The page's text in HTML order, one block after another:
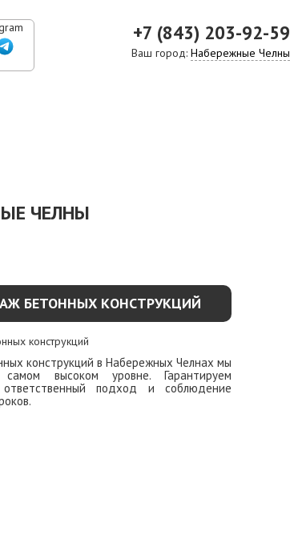
+7 (843) 203-92-59
Ваш город: Набережные Челны
ЧЕЛНЫ
БЕТОННЫХ КОНСТРУКЦИЙ
конструкций в Набережных Челнах мы
высоком уровне. Гарантируем
ответственный подход и соблюдение